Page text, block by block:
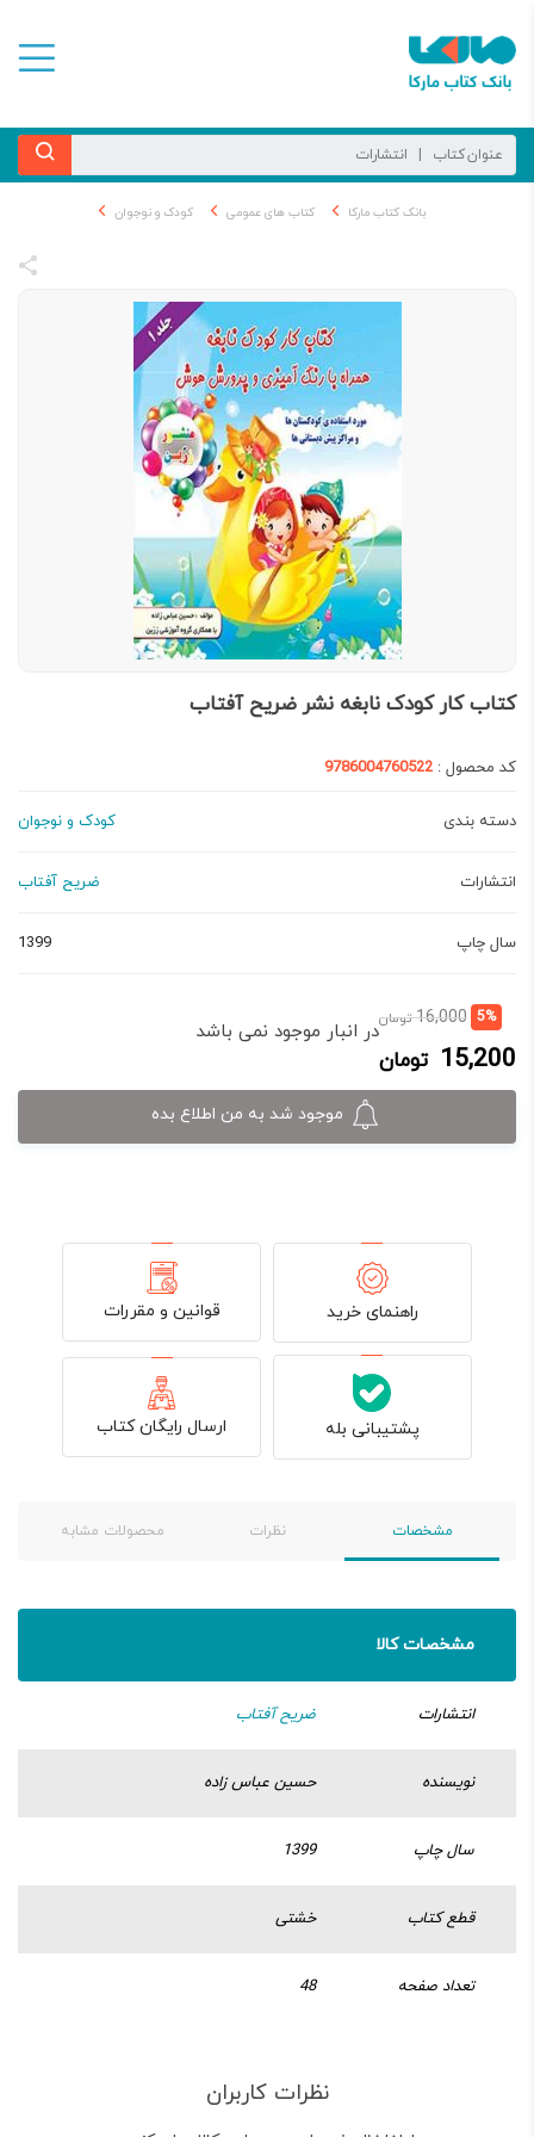
بانک کتاب مارکا کتاب های عمومی کودک و نوجوان
کتاب کار کودک نابغه نشر ضریح آفتاب
کد محصول : 9786004760522
دسته بندی کودک و نوجوان
انتشارات ضریح آفتاب
سال چاپ 1399
5%
16,000 تومانقیمت
اصلی:
15,200 تومان
قیمت
فعلی:
15,200 تومان.
در انبار موجود نمی باشد
موجود شد به من اطلاع بده
راهنمای خرید قوانین و مقررات
پشتیبانی بله ارسال رایگان کتاب
مشخصات نظرات محصولات مشابه
مشخصات کالا
انتشارات ضریح آفتاب
نویسنده حسین عباس زاده
سال چاپ 1399
قطع کتاب خشتی
تعداد صفحه 48
نظرات کاربران